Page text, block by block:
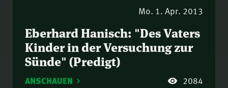
Mo. 1. Apr. 2013
Eberhard Hanisch: "Des Vaters
Kinder in der Versuchung zur
Sünde" (Predigt)
ANSCHAUEN 2084